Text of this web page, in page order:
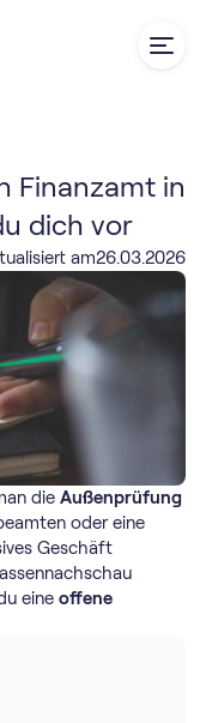
Finanzamt in
dich vor
am26.03.2026
die Außenprüfung
oder eine
Geschäft
eine offene